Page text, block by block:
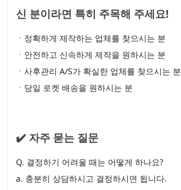
신 분이라면 특히 주목해 주세요!
ㆍ정확하게 제작하는 업체를 찾으시는 분
ㆍ안전하고 신속하게 제작을 원하시는 분
ㆍ사후관리 A/S가 확실한 업체를 찾으시는 분
ㆍ당일 로켓 배송을 원하시는 분
✔️ 자주 묻는 질문
Q. 결정하기 어려울 때는 어떻게 하나요?
a. 충분히 상담하시고 결정하시면 됩니다.